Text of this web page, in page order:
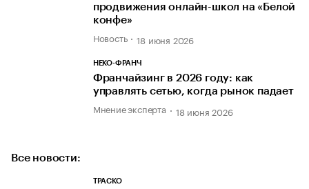
продвижения онлайн-школ на «Белой
конфе»
Новость 18 июня 2026
НЕКО-ФРАНЧ
Франчайзинг в 2026 году: как
управлять сетью, когда рынок падает
Мнение эксперта 18 июня 2026
Все новости:
ТРАСКО